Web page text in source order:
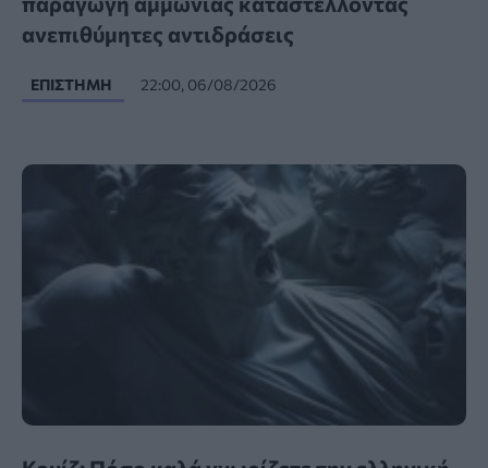
ανεπιθύμητες αντιδράσεις
ΕΠΙΣΤΉΜΗ 22:00, 06/08/2026